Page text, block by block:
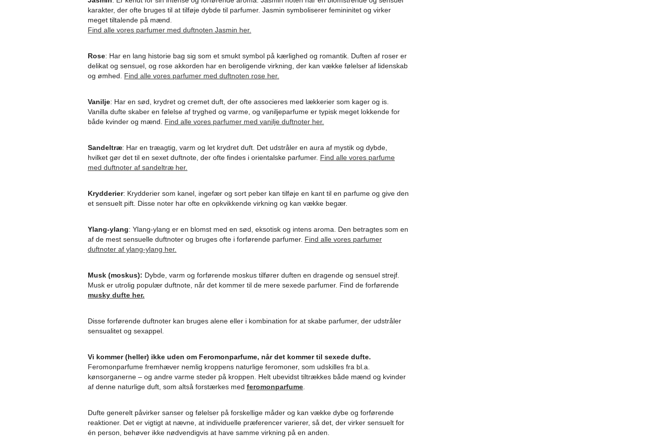
karakter, der ofte bruges til at tilføje dybde til parfumer. Jasmin symboliserer femininitet og virker
meget tiltalende på mænd.
Find alle vores parfumer med duftnoten Jasmin her.
Rose: Har en lang historie bag sig som et smukt symbol på kærlighed og romantik. Duften af roser er
delikat og sensuel, og rose akkorden har en beroligende virkning, der kan vække følelser af lidenskab
og ømhed. Find alle vores parfumer med duftnoten rose her.
Vanilje: Har en sød, krydret og cremet duft, der ofte associeres med lækkerier som kager og is.
Vanilla dufte skaber en følelse af tryghed og varme, og vaniljeparfume er typisk meget lokkende for
både kvinder og mænd. Find alle vores parfumer med vanilje duftnoter her.
Sandeltræ: Har en træagtig, varm og let krydret duft. Det udstråler en aura af mystik og dybde,
hvilket gør det til en sexet duftnote, der ofte findes i orientalske parfumer. Find alle vores parfume
med duftnoter af sandeltræ her.
Krydderier: Krydderier som kanel, ingefær og sort peber kan tilføje en kant til en parfume og give den
et sensuelt pift. Disse noter har ofte en opkvikkende virkning og kan vække begær.
Ylang-ylang: Ylang-ylang er en blomst med en sød, eksotisk og intens aroma. Den betragtes som en
af de mest sensuelle duftnoter og bruges ofte i forførende parfumer. Find alle vores parfumer
duftnoter af ylang-ylang her.
Musk (moskus): Dybde, varm og forførende moskus tilfører duften en dragende og sensuel strejf.
Musk er utrolig populær duftnote, når det kommer til de mere sexede parfumer. Find de forførende
musky dufte her.
Disse forførende duftnoter kan bruges alene eller i kombination for at skabe parfumer, der udstråler
sensualitet og sexappel.
Vi kommer (heller) ikke uden om Feromonparfume, når det kommer til sexede dufte.
Feromonparfume fremhæver nemlig kroppens naturlige feromoner, som udskilles fra bl.a.
kønsorganerne – og andre varme steder på kroppen. Helt ubevidst tiltrækkes både mænd og kvinder
af denne naturlige duft, som altså forstærkes med feromonparfume
Dufte generelt påvirker sanser og følelser på forskellige måder og kan vække dybe og forførende
reaktioner. Det er vigtigt at nævne, at individuelle præferencer varierer, så det, der virker sensuelt for
én person, behøver ikke nødvendigvis at have samme virkning på en anden.